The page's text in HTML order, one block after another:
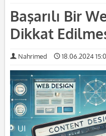
Başarılı Bir
Dikkat
Nahrimed 18.06.2024